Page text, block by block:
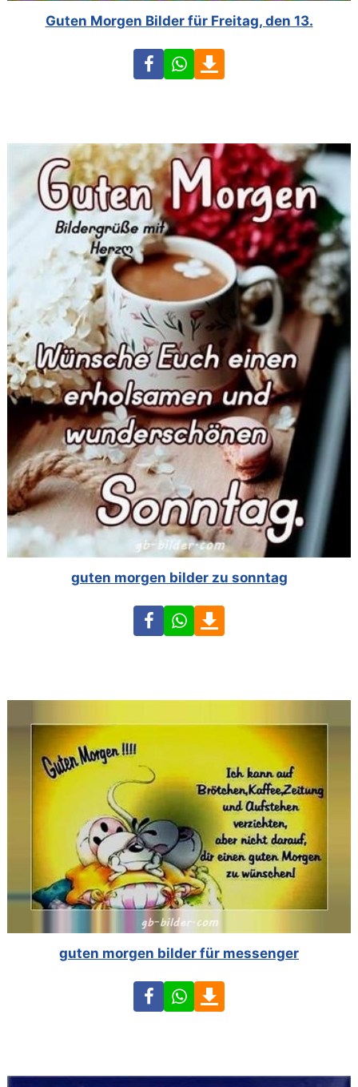
Guten Morgen Bilder für Freitag, den 13.
FacebookWhatsApp
guten morgen bilder zu sonntag
FacebookWhatsApp
guten morgen bilder für messenger
FacebookWhatsApp